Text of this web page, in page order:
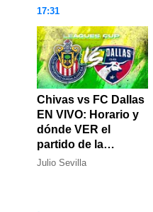
17:31
Chivas vs FC Dallas
EN VIVO: Horario y
dónde VER el
partido de la
Leagues Cup 2026
Julio Sevilla